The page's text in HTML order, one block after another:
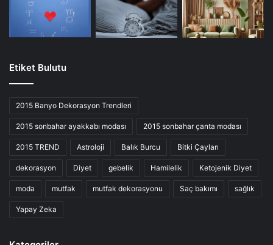
Etiket Bulutu
2015 Banyo Dekorasyon Trendleri
2015 sonbahar ayakkabı modası 2015 sonbahar çanta modası
2015 TREND Astroloji Balık Burcu Bitki Çayları
dekorasyon Diyet gebelik Hamilelik Ketojenik Diyet
moda mutfak mutfak dekorasyonu Saç bakımı sağlık
Yapay Zeka